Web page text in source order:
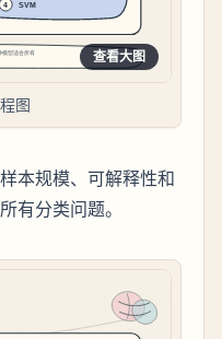
查看大图
图
本规模、可解释性和
有分类问题。